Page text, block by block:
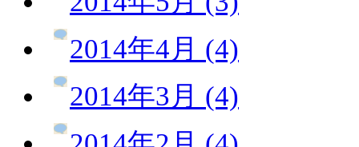
2014年4月 (4)
2014年3月 (4)